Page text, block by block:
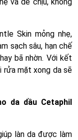
Skin mỏng nhẹ,
sạch sâu, hạn chế
bã nhờn. Với kết
rửa mặt xong da sẽ
da dầu Cetaphil
làn da được làm